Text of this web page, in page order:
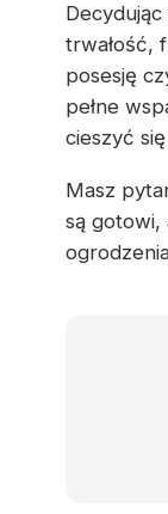
trwałość,
posesję
pełne
cieszyć
Masz
są gotowi,